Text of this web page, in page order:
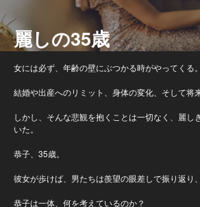
麗しの35歳
女には必ず、年齢の壁にぶつかる時がやってくる。
結婚や出産へのリミット、身体の変化、そして将
しかし、そんな悲観を抱くことは一切なく、麗し
いた。
恭子、35歳。
彼女が歩けば、男たちは羨望の眼差しで振り返り
恭子は一体、何を考えているのか？